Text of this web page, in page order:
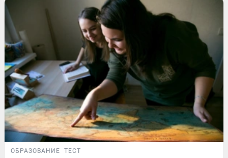
ОБРАЗОВАНИЕ ТЕСТ